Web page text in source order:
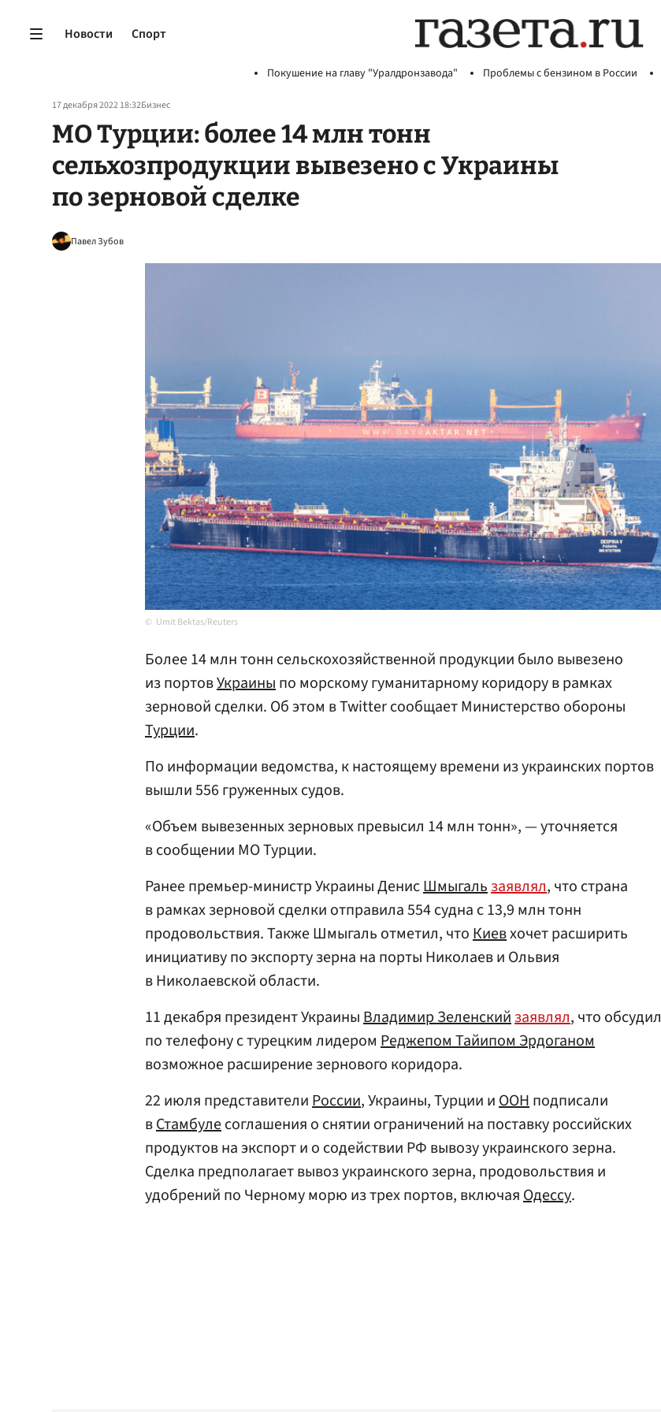
Новости Спорт
Покушение на главу "Уралдронзавода" Проблемы с бензином в России
17 декабря 2022 18:32Бизнес
МО Турции: более 14 млн тонн
сельхозпродукции вывезено с Украины
по зерновой сделке
Павел Зубов
Umit Bektas/Reuters
Более 14 млн тонн сельскохозяйственной продукции было вывезено
из портовУкраиныпо морскому гуманитарному коридору в рамках
зерновой сделки. Об этом в Twitter сообщает Министерство обороны
Турции.
По информации ведомства, к настоящему времени из украинских портов
вышли 556 груженных судов.
«Объем вывезенных зерновых превысил 14 млн тонн», — уточняется
в сообщении МО Турции.
Ранее премьер-министр Украины ДенисШмыгальзаявлял, что страна
в рамках зерновой сделки отправила 554 судна с 13,9 млн тонн
продовольствия. Также Шмыгаль отметил, чтоКиевхочет расширить
инициативу по экспорту зерна на порты Николаев и Ольвия
в Николаевской области.
11 декабря президент УкраиныВладимир Зеленскийзаявлял, что обсудил
по телефону с турецким лидером Реджепом Тайипом Эрдоганом
возможное расширение зернового коридора.
22 июля представителиРоссии, Украины, Турции иООНподписали
вСтамбулесоглашения о снятии ограничений на поставку российских
продуктов на экспорт и о содействии РФ вывозу украинского зерна.
Сделка предполагает вывоз украинского зерна, продовольствия и
удобрений по Черному морю из трех портов, включаяОдессу.